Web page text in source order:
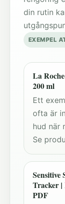
din rutin
EXEMPEL
La
200 ml
Ett
ofta är
hud när
Se
Tracker |
PDF